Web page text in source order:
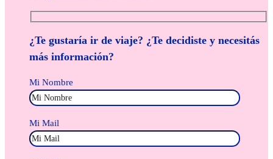
¿Te gustaría ir de viaje? ¿Te decidiste y necesitás
más información?
Mi Nombre
Mi Mail